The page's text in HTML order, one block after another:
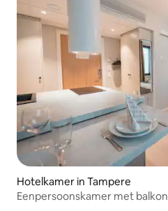
Hotelkamer in Tampere
Eenpersoonskamer met balkon